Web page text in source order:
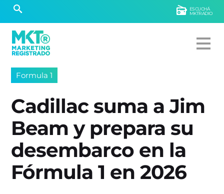
ESCUCHÁ
MKTRADIO
Formula 1
Cadillac suma a Jim
Beam y prepara su
desembarco en la
Fórmula 1 en 2026